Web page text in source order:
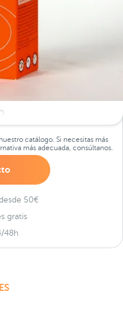
catálogo. Si necesitas más
más adecuada, consúltanos.
50€
gratis
48h